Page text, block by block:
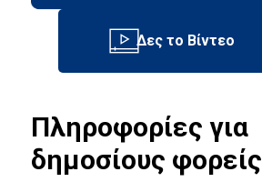
Πληροφορίες για
δημοσίους φορείς